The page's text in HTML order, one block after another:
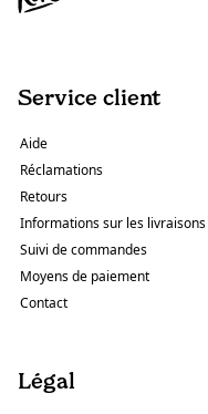
Service client
Aide
Réclamations
Retours
Informations sur les livraisons
Suivi de commandes
Moyens de paiement
Contact
Légal